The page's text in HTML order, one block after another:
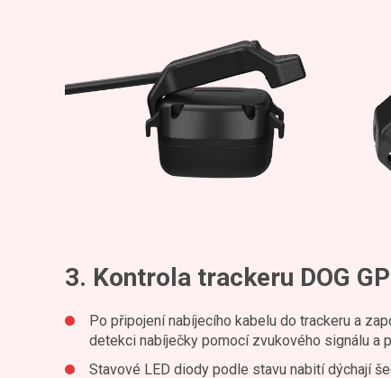
3. Kontrola trackeru DOG
Po připojení nabíjecího kabelu do trackeru a
detekci nabíječky pomocí zvukového signálu a
Stavové LED diody podle stavu nabití dýchají